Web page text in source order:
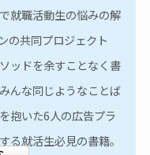
就職活動生の悩みの解
の共同プロジェクト
ッドを余すことなく書
んな同じようなことば
抱いた6人の広告プラ
る就活生必見の書籍。